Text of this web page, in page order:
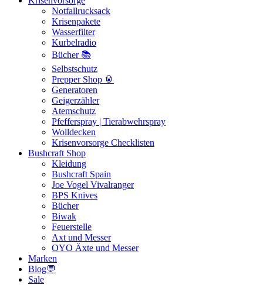
Notfallrucksack
Krisenpakete
Wasserfilter
Kurbelradio
Bücher 📚
Selbstschutz
Prepper Shop 🥫
Generatoren
Geigerzähler
Atemschutz
Pfefferspray | Tierabwehrspray
Wolldecken
Krisenvorsorge Checklisten
Bushcraft Shop
Kleidung
Bushcraft Spain
Joe Vogel Vivalranger
BPS Knives
Bücher
Biwak
Feuerstelle
Axt und Messer
OYO Äxte und Messer
Marken
Blog💬
Sale